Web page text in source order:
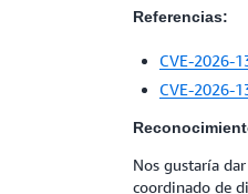
Referencias:
CVE-2026-
CVE-2026-
Nos gustaría
coordinado de